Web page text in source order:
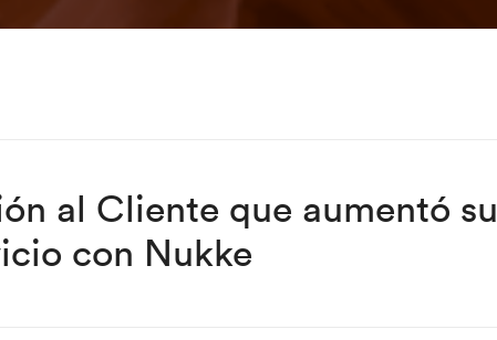
al Cliente que aumentó su
con Nukke